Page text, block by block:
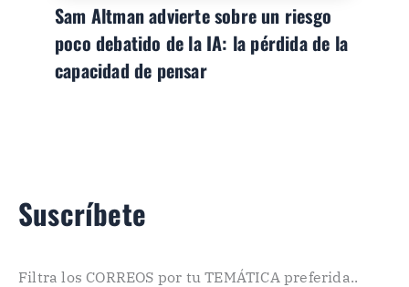
Sam Altman advierte sobre un riesgo
poco debatido de la IA: la pérdida de la
capacidad de pensar
Suscríbete
Filtra los CORREOS por tu TEMÁTICA preferida..